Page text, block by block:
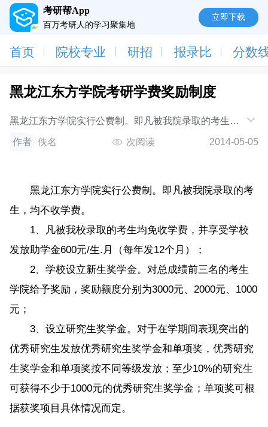
考研帮App
百万考研人的学习聚集地
立即下载
首页 院校专业 研招 报录比 分数
黑龙江东方学院考研学费奖励制度
黑龙江东方学院实行公费制。即凡被我院录取的考生，
均不收学费。1、凡被我校录取的考生均免收学费，并
享受学校发放助学金600元/生??月（每年发12
作者 佚名 次阅读 2014-05-05
黑龙江东方学院实行公费制。即凡被我院录取的考
生，均不收学费。
1、凡被我校录取的考生均免收学费，并享受学校
发放助学金600元/生.月（每年发12个月）；
2、学校设立新生奖学金。对总成绩前三名的考生
学院给予奖励，奖励额度分别为3000元、2000元、1000
元；
3、设立研究生奖学金。对于在学期间表现突出的
优秀研究生发放优秀研究生奖学金和单项奖，优秀研究
生奖学金和单项奖按不同等级发放；至少10%的研究生
可获得不少于1000元的优秀研究生奖学金；单项奖可根
据获奖项目具体情况而定。